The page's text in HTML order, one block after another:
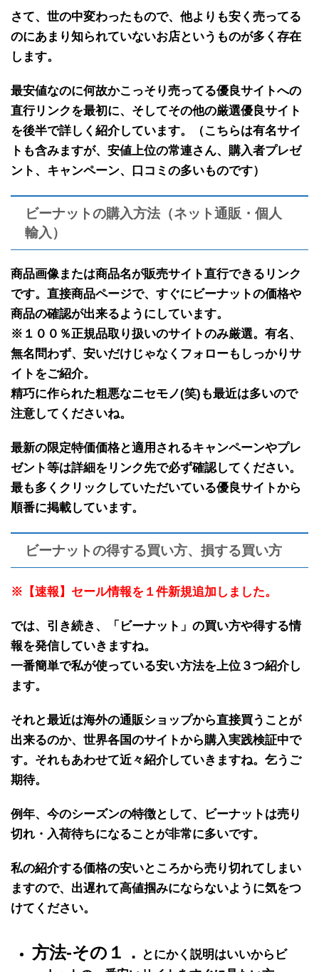
さて、世の中変わったもので、 他よりも安く売ってる
のにあまり知られていないお店というものが多く存在
します。
最安値なのに何故かこっそり売ってる優良サイトへの
直行リンクを最初に、そしてその他の厳選優良サイト
を後半で詳しく紹介しています。（こちらは有名サイ
トも含みますが、安値上位の常連さん、購入者プレゼ
ント、キャンペーン、口コミの多いものです）
ビーナットの購入方法（ネット通販・個人
輸入）
商品画像または商品名が販売サイト直行できるリンク
です。 直接商品ページで、すぐにビーナットの価格や
商品の確認が出来るようにしています。
※１００％正規品取り扱いのサイトのみ厳選。有名、
無名問わず、安いだけじゃなくフォローもしっかりサ
イトをご紹介。
精巧に作られた粗悪なニセモノ(笑)も最近は多いので
注意してくださいね。
最新の限定特価価格と適用されるキャンペーンやプレ
ゼント等は詳細をリンク先で必ず確認してください。
最も多くクリックしていただいている優良サイトから
順番に掲載しています。
ビーナットの得する買い方、損する買い方
※【速報】セール情報を１件新規追加しました。
では、引き続き、「 ビーナット 」の買い方や得する情
報を発信していきますね。
一番簡単で私が使っている安い方法を上位３つ紹介し
ます。
それと最近は海外の通販ショップから直接買うことが
出来るのか、世界各国のサイトから購入実践検証中で
す。それもあわせて近々紹介していきますね。乞うご
期待。
例年、 今のシーズンの特徴として、 ビーナット は売り
切れ・入荷待ちになることが非常に多いです。
私の紹介する価格の安いところから売り切れてしまい
ますので、出遅れて高値掴みにならないように気をつ
けてください。
方法-その１．
とにかく説明はいいからビ